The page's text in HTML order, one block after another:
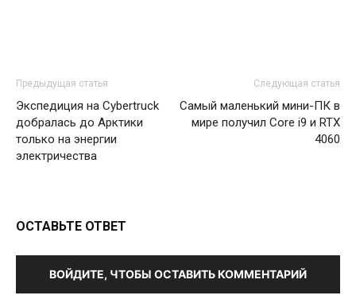
Предыдущая статья
Экспедиция на Cybertruck
добралась до Арктики
только на энергии
электричества
Следующая статья
Самый маленький мини-ПК в
мире получил Core i9 и RTX
4060
ОСТАВЬТЕ ОТВЕТ
ВОЙДИТЕ, ЧТОБЫ ОСТАВИТЬ КОММЕНТАРИЙ